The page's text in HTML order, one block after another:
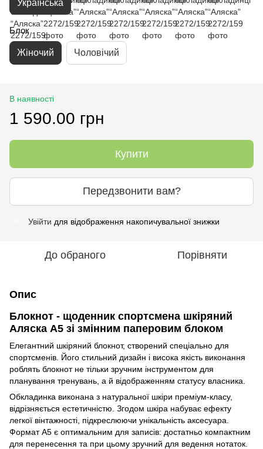
Українська
Блок
Жіночий Чоловічий
В наявності
1 590.00 грн
Купити
Передзвонити вам?
Увійти для відображення накопичувальної знижки
До обраного Порівняти
Опис
Блокнот - щоденник спортсмена шкіряний
Аляска А5 зі змінним паперовим блоком
Елегантний шкіряний блокнот, створений спеціально для
спортсменів. Його стильний дизайн і висока якість виконання
роблять блокнот не тільки зручним інструментом для
планування тренувань, а й відображенням статусу власника.
Обкладинка виконана з натуральної шкіри преміум-класу,
відрізняється естетичністю. Згодом шкіра набуває ефекту
легкої вінтажності, підкреслюючи унікальність аксесуара.
Формат А5 є оптимальним для записів: достатньо компактним
для перенесення та при цьому зручний для ведення нотаток.